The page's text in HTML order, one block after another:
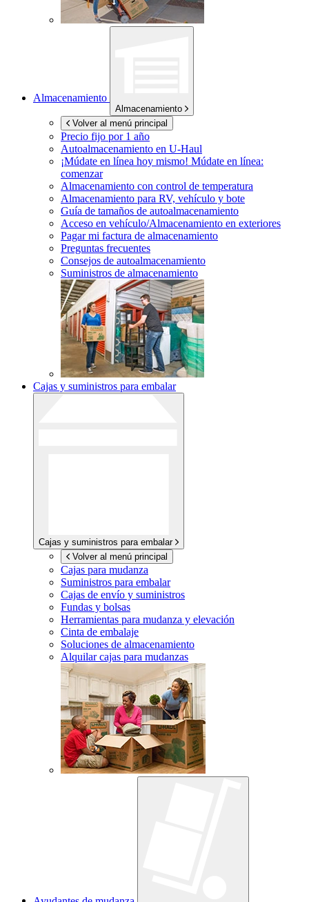
Almacenamiento
Almacenamiento
Volver al menú principal
Precio fijo por 1 año
Autoalmacenamiento en U-Haul
¡Múdate en línea hoy mismo! Múdate en línea:
comenzar
Almacenamiento con control de temperatura
Almacenamiento para RV, vehículo y bote
Guía de tamaños de autoalmacenamiento
Acceso en vehículo/Almacenamiento en exteriores
Pagar mi factura de almacenamiento
Preguntas frecuentes
Consejos de autoalmacenamiento
Suministros de almacenamiento
Cajas y suministros para embalar
Cajas y suministros para embalar
Volver al menú principal
Cajas para mudanza
Suministros para embalar
Cajas de envío y suministros
Fundas y bolsas
Herramientas para mudanza y elevación
Cinta de embalaje
Soluciones de almacenamiento
Alquilar cajas para mudanzas